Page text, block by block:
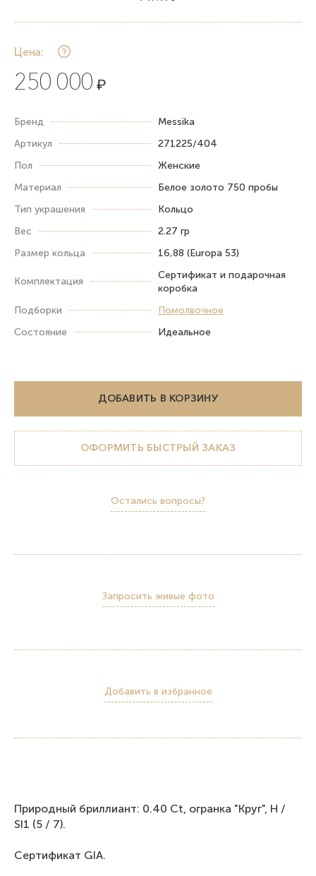
Цена:
250 000 ₽
Бренд
Messika
Артикул
271225/404
Пол
Женские
Материал
Белое золото 750 пробы
Тип украшения
Кольцо
Вес
2.27 гр
Размер кольца
16,88 (Europa 53)
Комплектация
Сертификат и подарочная
коробка
Подборки
Помолвочное
Состояние
Идеальное
ДОБАВИТЬ В КОРЗИНУ
ОФОРМИТЬ БЫСТРЫЙ ЗАКАЗ
Остались вопросы?
Запросить живые фото
Добавить в избранное
Природный бриллиант: 0.40 Ct, огранка "Круг", H /
SI1 (5 / 7).
Сертификат GIA.